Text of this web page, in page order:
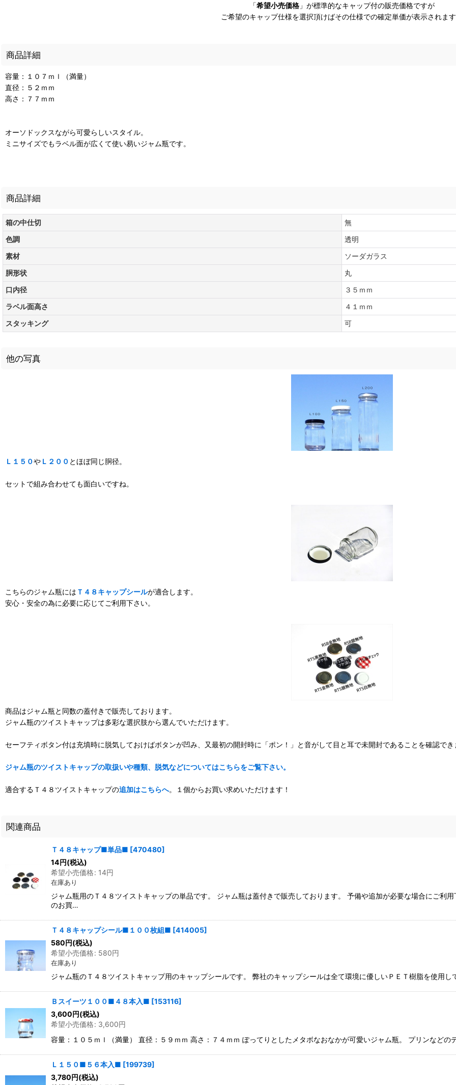
「希望小売価格 」が標準的なキャップ付の販売価格ですが
ご希望のキャップ仕様を選択頂けばその仕様での確定単価が表示されま
商品詳細
容量：１０７ｍｌ（満量）
直径：５２ｍｍ
高さ：７７ｍｍ
オーソドックスながら可愛らしいスタイル。
ミニサイズでもラベル面が広くて使い易いジャム瓶です。
商品詳細
箱の中仕切
無
色調
透明
素材
ソーダガラス
胴形状
丸
口内径
３５ｍｍ
ラベル面高さ
４１ｍｍ
スタッキング
可
他の写真
Ｌ１５０や Ｌ２００ とほぼ同じ胴径。
セットで組み合わせても面白いですね。
こちらのジャム瓶には Ｔ４８キャップシールが適合します。
安心・安全の為に必要に応じてご利用下さい。
商品はジャム瓶と同数の蓋付きで販売しております。
ジャム瓶のツイストキャップは多彩な選択肢から選んでいただけます。
セーフティボタン付は充填時に脱気しておけばボタンが凹み、又最初の開封時に「ポン！」と音がして目と耳で未開封であることを確認でき
ジャム瓶のツイストキャップの取扱いや種類、脱気などについてはこちらをご覧下さい。
適合するＴ４８ツイストキャップの追加はこちらへ。１個からお買い求めいただけます！
関連商品
Ｔ４８キャップ■単品■ [470480]
14円(税込)
希望小売価格: 14円
在庫あり
ジャム瓶用のＴ４８ツイストキャップの単品です。 ジャム瓶は蓋付きで販売しております。 予備や追加が必要な場合にご利
のお買…
Ｔ４８キャップシール■１００枚組■ [414005]
580円(税込)
希望小売価格: 580円
在庫あり
ジャム瓶のＴ４８ツイストキャップ用のキャップシールです。 弊社のキャップシールは全て環境に優しいＰＥＴ樹脂を使用
Ｂスイーツ１００■４８本入■ [153116]
3,600円(税込)
希望小売価格: 3,600円
容量：１０５ｍｌ（満量） 直径：５９ｍｍ 高さ：７４ｍｍ ぽってりとしたメタボなおなかが可愛いジャム瓶。 プリンなど
Ｌ１５０■５６本入■ [199739]
3,780円(税込)